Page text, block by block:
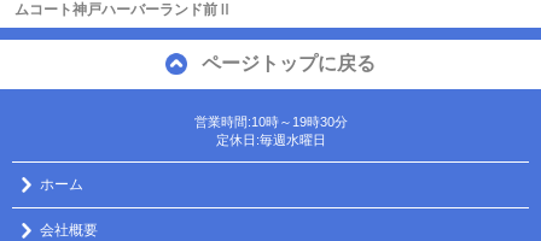
ムコート神戸ハーバーランド前Ⅱ
ページトップに戻る
営業時間:10時～19時30分
定休日:毎週水曜日
ホーム
会社概要